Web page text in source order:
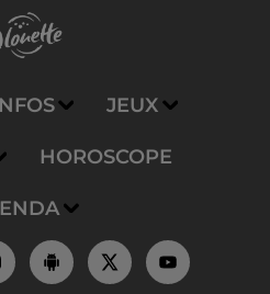
JEUX
HOROSCOPE